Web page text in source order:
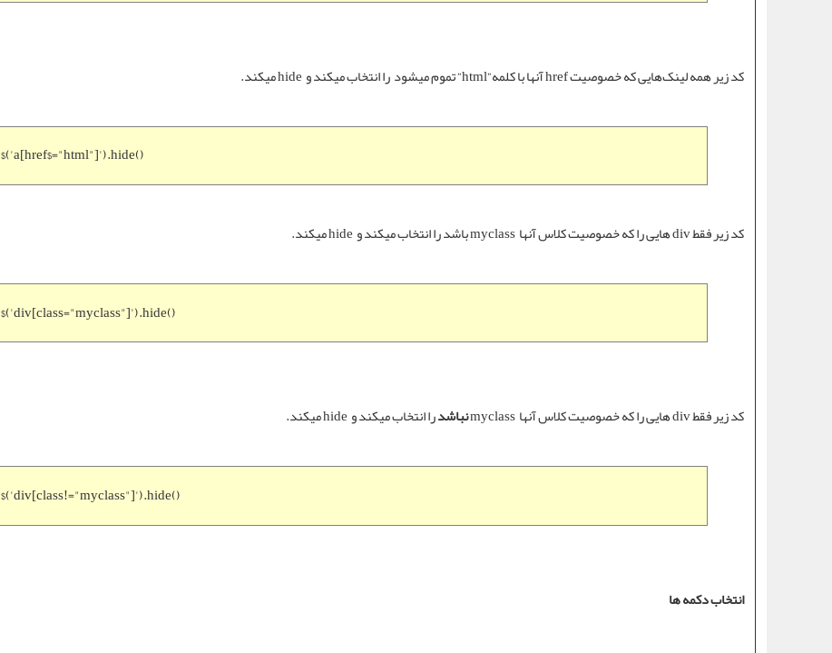
کد زیر همه لینک‌هایی که خصوصیت href آنها با کلمه”html” تموم میشود را انتخاب میکند و hide میکند.
$('a[href$="html"]').hide()
کد زیر فقط div هایی را که خصوصیت کلاس آنها myclass باشد را انتخاب میکند و hide میکند.
$('div[class="myclass"]').hide()
کد زیر فقط div هایی را که خصوصیت کلاس آنها myclass نباشدرا انتخاب میکند و hide میکند.
$('div[class!="myclass"]').hide()
انتخاب دکمه ها